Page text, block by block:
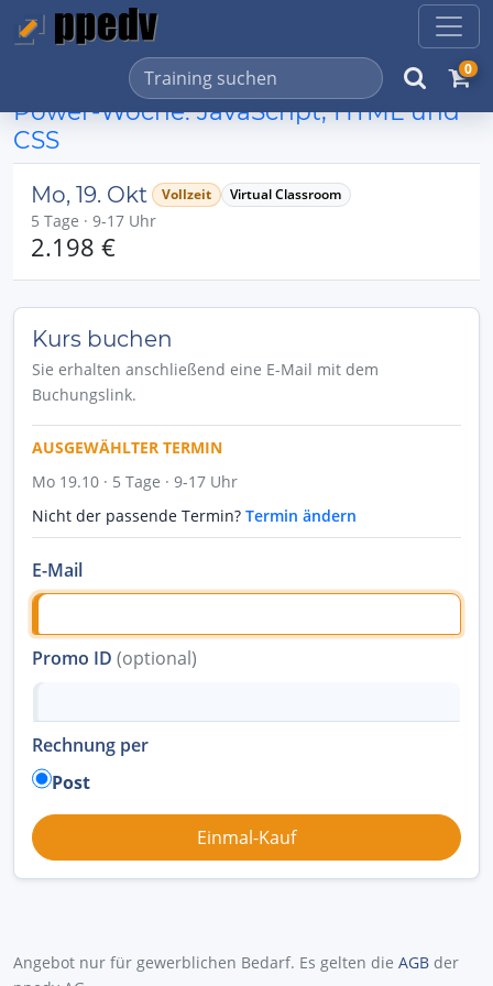
0
Power-Woche: JavaScript, HTML und
CSS
Mo, 19. Okt Vollzeit Virtual Classroom
5 Tage · 9-17 Uhr
2.198 €
Kurs buchen
Sie erhalten anschließend eine E-Mail mit dem
Buchungslink.
AUSGEWÄHLTER TERMIN
Mo 19.10 · 5 Tage · 9-17 Uhr
Nicht der passende Termin? Termin ändern
E-Mail
Promo ID (optional)
Rechnung per
Post
Angebot nur für gewerblichen Bedarf. Es gelten die AGB der